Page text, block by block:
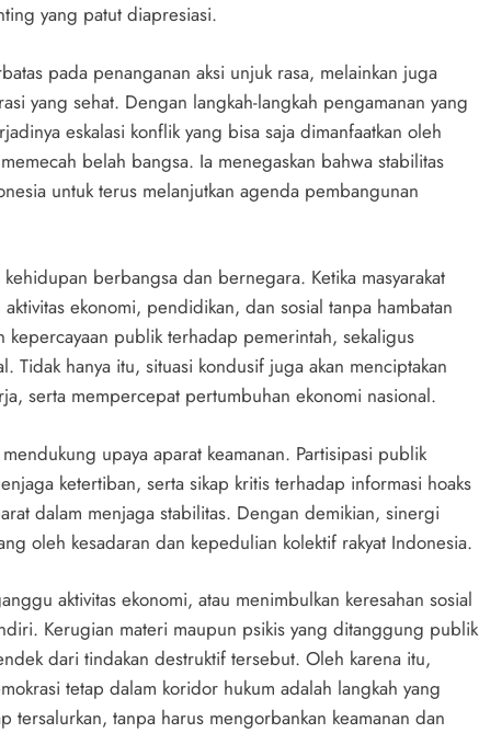
yang patut diapresiasi.
pada penanganan aksi unjuk rasa, melainkan juga
yang sehat. Dengan langkah-langkah pengamanan yang
eskalasi konflik yang bisa saja dimanfaatkan oleh
belah bangsa. Ia menegaskan bahwa stabilitas
untuk terus melanjutkan agenda pembangunan
berbangsa dan bernegara. Ketika masyarakat
ekonomi, pendidikan, dan sosial tanpa hambatan
kepercayaan publik terhadap pemerintah, sekaligus
Tidak hanya itu, situasi kondusif juga akan menciptakan
serta mempercepat pertumbuhan ekonomi nasional.
upaya aparat keamanan. Partisipasi publik
ketertiban, serta sikap kritis terhadap informasi hoaks
dalam menjaga stabilitas. Dengan demikian, sinergi
oleh kesadaran dan kepedulian kolektif rakyat Indonesia.
aktivitas ekonomi, atau menimbulkan keresahan sosial
Kerugian materi maupun psikis yang ditanggung publik
dari tindakan destruktif tersebut. Oleh karena itu,
tetap dalam koridor hukum adalah langkah yang
tersalurkan, tanpa harus mengorbankan keamanan dan